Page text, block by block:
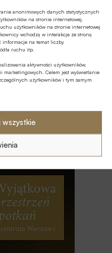
anonimowych danych statystycznych
na stronie internetowej.
użytkowników na stronie internetowej
wchodzą w interakcje ze stroną
informacje na temat liczby
ruchu itp.
aktywności użytkowników,
Celem jest wyświetlanie
użytkowników i tym samym
wszystkie
odrębnym, masowym
finansowania
zasadach
sprawach frankowych
faza Discovery?